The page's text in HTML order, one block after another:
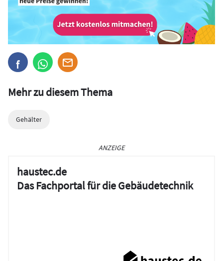
Mehr zu diesem Thema
Gehälter
ANZEIGE
haustec.de
Das Fachportal für die Gebäudetechnik